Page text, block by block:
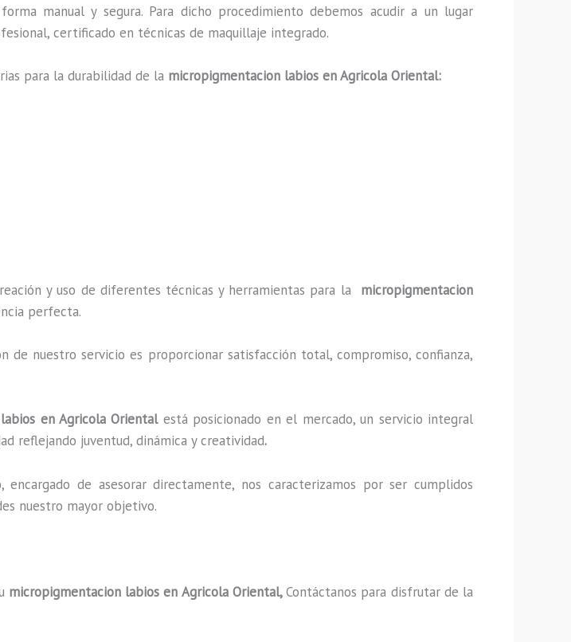
manual y segura. Para dicho procedimiento debemos acudir a un lugar
certificado en técnicas de maquillaje integrado.
para la durabilidad de la micropigmentacion labios en Agricola Oriental:
y uso de diferentes técnicas y herramientas para la micropigmentacion
perfecta.
nuestro servicio es proporcionar satisfacción total, compromiso, confianza,
en Agricola Orientalestá posicionado en el mercado, un servicio integral
reflejando juventud, dinámica y creatividad.
de asesorar directamente, nos caracterizamos por ser cumplidos
nuestro mayor objetivo.
micropigmentacion labios en Agricola Oriental,Contáctanos para disfrutar de la